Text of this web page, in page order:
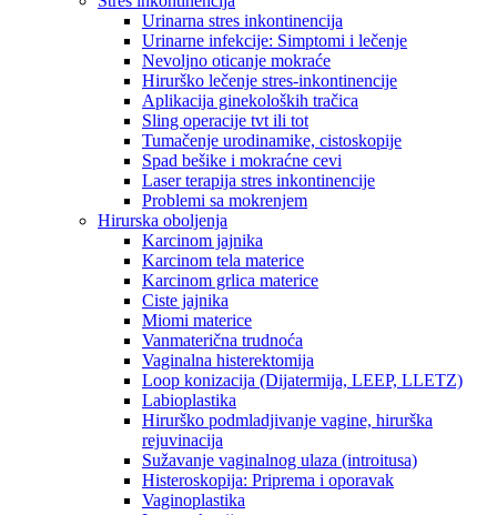
Urinarna stres inkontinencija
Urinarne infekcije: Simptomi i lečenje
Nevoljno oticanje mokraće
Hirurško lečenje stres-inkontinencije
Aplikacija ginekoloških tračica
Sling operacije tvt ili tot
Tumačenje urodinamike, cistoskopije
Spad bešike i mokraćne cevi
Laser terapija stres inkontinencije
Problemi sa mokrenjem
Hirurska oboljenja
Karcinom jajnika
Karcinom tela materice
Karcinom grlica materice
Ciste jajnika
Miomi materice
Vanmaterična trudnoća
Vaginalna histerektomija
Loop konizacija (Dijatermija, LEEP, LLETZ)
Labioplastika
Hirurško podmladjivanje vagine, hirurška
rejuvinacija
Sužavanje vaginalnog ulaza (introitusa)
Histeroskopija: Priprema i oporavak
Vaginoplastika